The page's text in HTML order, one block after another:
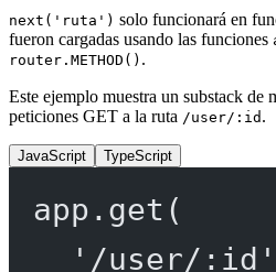
next('ruta') solo funcionará en
fueron cargadas usando las funciones
router.METHOD() .
Este ejemplo muestra un substack de
peticiones GET a la ruta /user/:id .
JavaScript TypeScript
app. get (
'/user/:id'